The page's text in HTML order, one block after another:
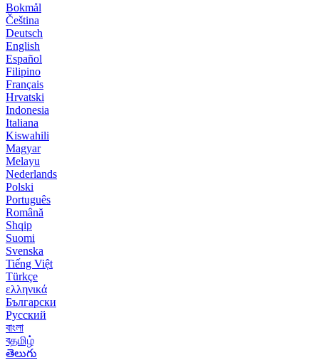
Bokmål
Čeština
Deutsch
English
Español
Filipino
Français
Hrvatski
Indonesia
Italiana
Kiswahili
Magyar
Melayu
Nederlands
Polski
Português
Română
Shqip
Suomi
Svenska
Tiếng Việt
Türkçe
ελληνικά
Български
Русский
বাংলা
বதமிழ்
తెలుగు